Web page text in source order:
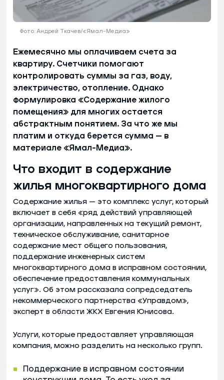
Фото: Андрей Ткачев/«Ямал-Медиа»
Ежемесячно мы оплачиваем счета за
квартиру. Счетчики помогают
контролировать суммы за газ, воду,
электричество, отопление. Однако
формулировка «Содержание жилого
помещения» для многих остается
абстрактным понятием. За что же мы
платим и откуда берется сумма — в
материале «Ямал-Медиа».
Что входит в содержание
жилья многоквартирного дома
Содержание жилья — это комплекс услуг, который
включает в себя «ряд действий управляющей
организации, направленных на текущий ремонт,
техническое обслуживание, санитарное
содержание мест общего пользования,
поддержание инженерных систем
многоквартирного дома в исправном состоянии,
обеспечение предоставления коммунальных
услуг». Об этом рассказала сопредседатель
некоммерческого партнерства «Управдом»,
эксперт в области ЖКХ Евгения Юнисова.
Услуги, которые предоставляет управляющая
компания, можно разделить на несколько групп.
Поддержание в исправном состоянии